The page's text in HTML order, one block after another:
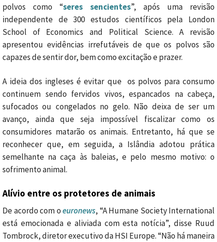
polvos como “seres sencientes”, após uma revisão
independente de 300 estudos científicos pela London
School of Economics and Political Science.A revisão
apresentou evidências irrefutáveis ​​de que os polvos são
capazes de sentir dor, bem como excitação e prazer.
A ideia dos ingleses é evitar que os polvos para consumo
continuem sendo fervidos vivos, espancados na cabeça,
sufocados ou congelados no gelo. Não deixa de ser um
avanço, ainda que seja impossível fiscalizar como os
consumidores matarão os animais. Entretanto, há que se
reconhecer que, em seguida, a Islândia adotou prática
semelhante na caça às baleias, e pelo mesmo motivo: o
sofrimento animal.
Alívio entre os protetores de animais
De acordo com oeuronews, “A Humane Society International
está emocionada e aliviada com esta notícia”, disse Ruud
Tombrock, diretor executivo da HSI Europe. “Não há maneira